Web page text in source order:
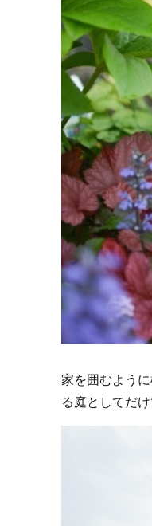
家を囲むよう
る庭としてだ